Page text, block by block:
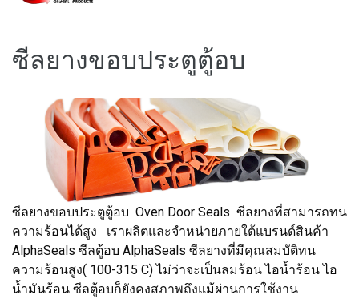
ซีลยางขอบประตูตู้อบ
ซีลยางขอบประตูตู้อบ Oven Door Seals ซีลยางที่สามารถทน
ความร้อนได้สูง เราผลิตและจำหน่ายภายใต้แบรนด์สินค้า
AlphaSeals ซีลตู้อบ AlphaSeals ซีลยางที่มีคุณสมบัติทน
ความร้อนสูง( 100-315 C) ไม่ว่าจะเป็นลมร้อน ไอน้ำร้อน ไอ
น้ำมันร้อน ซีลตู้อบก็ยังคงสภาพถึงแม้ผ่านการใช้งาน